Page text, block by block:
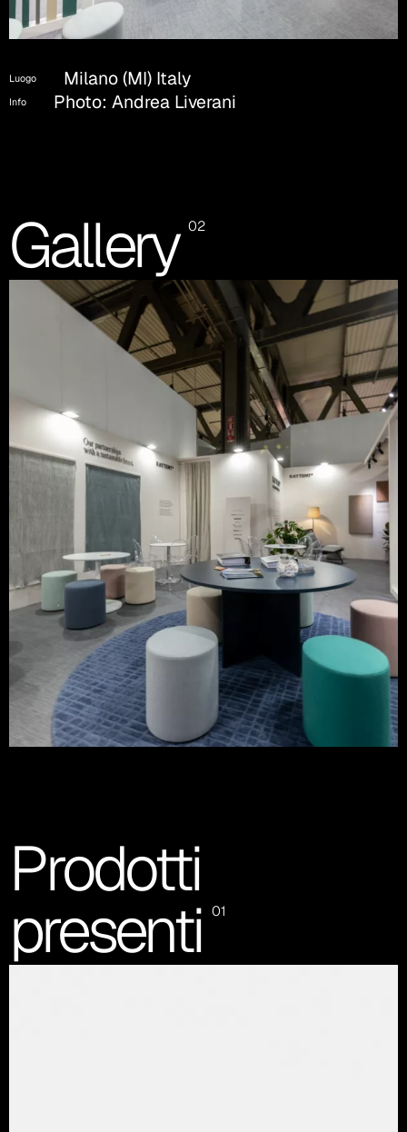
Luogo Milano (MI) Italy
Info Photo: Andrea Liverani
Gallery 02
Prodotti
presenti 01